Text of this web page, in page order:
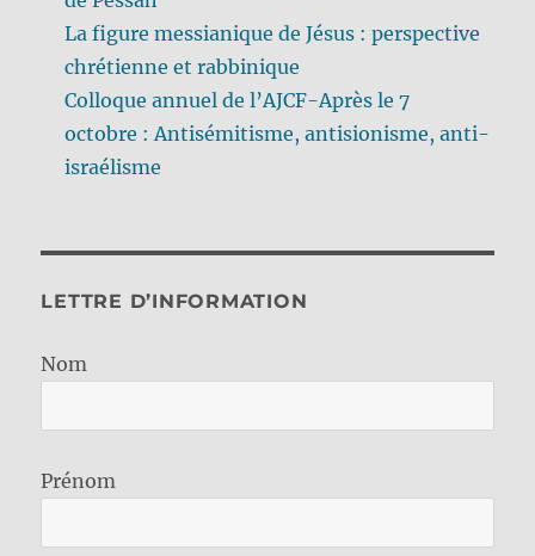
La figure messianique de Jésus : perspective
chrétienne et rabbinique
Colloque annuel de l’AJCF-Après le 7
octobre : Antisémitisme, antisionisme, anti-
israélisme
LETTRE D’INFORMATION
Nom
Prénom